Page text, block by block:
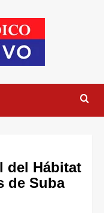
del Hábitat
de Suba